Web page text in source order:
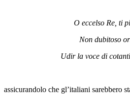
O eccelso Re, ti
Non dubitoso
Udir la voce di
assicurandolo che gl’italiani sarebbero